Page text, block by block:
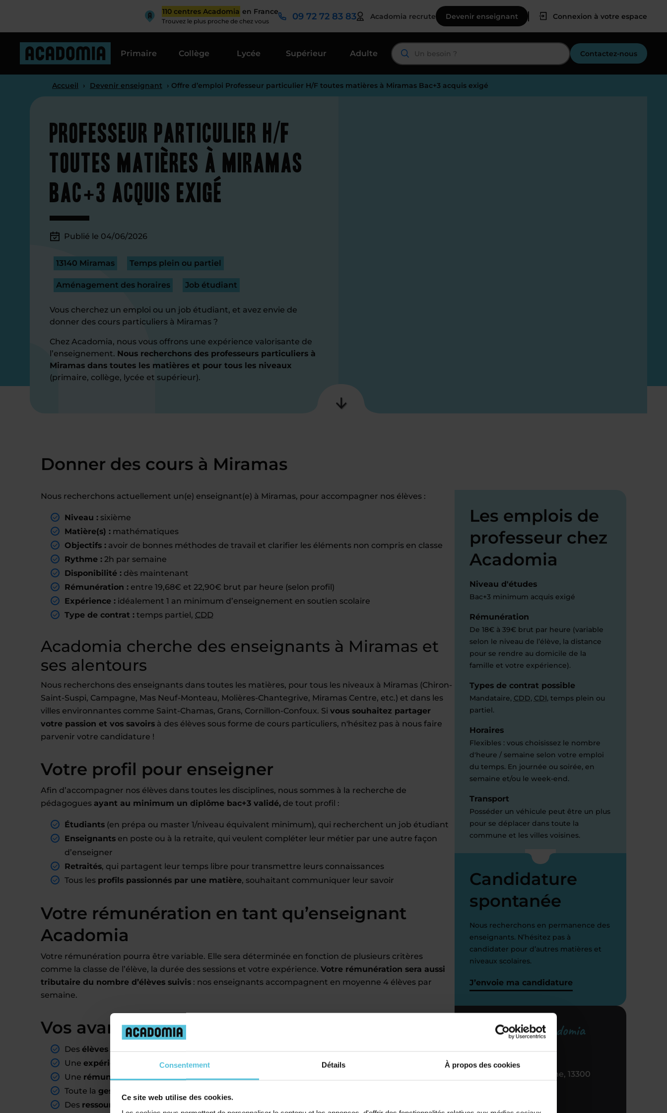
Consentement Détails À propos des cookies
Ce site web utilise des cookies.
110 centres Acadomia en France
Trouvez le plus proche de chez vous 09 72 72 83 83 Acadomia recrute Devenir enseignant Connexion à votre espace
Primaire Collège Lycée Supérieur Adulte Contactez-nous
Accueil › Devenir enseignant › Offre d’emploi Professeur particulier H/F toutes matières à Miramas Bac+3 acquis exigé
Professeur particulier H/F
toutes matières à Miramas
Bac+3 acquis exigé
Publié le 04/06/2026
13140 Miramas Temps plein ou partiel
Aménagement des horaires Job étudiant
Vous cherchez un emploi ou un job étudiant, et avez envie de
donner des cours particuliers à Miramas ?
Chez Acadomia, nous vous offrons une expérience valorisante de
l’enseignement. Nous recherchons des professeurs particuliers à
Miramas dans toutes les matières et pour tous les niveaux
(primaire, collège, lycée et supérieur).
Donner des cours à Miramas
Nous recherchons actuellement un(e) enseignant(e) à Miramas, pour accompagner nos élèves :
Niveau : sixième
Matière(s) : mathématiques
Objectifs : avoir de bonnes méthodes de travail et clarifier les éléments non compris en classe
Rythme : 2h par semaine
Disponibilité : dès maintenant
Rémunération : entre 19,68€ et 22,90€ brut par heure (selon profil)
Expérience : idéalement 1 an minimum d’enseignement en soutien scolaire
Type de contrat : temps partiel, CDD
Acadomia cherche des enseignants à Miramas et
ses alentours
Nous recherchons des enseignants dans toutes les matières, pour tous les niveaux à Miramas (Chiron-
Saint-Suspi, Campagne, Mas Neuf-Monteau, Molières-Chantegrive, Miramas Centre, etc.) et dans les
villes environnantes comme Saint-Chamas, Grans, Cornillon-Confoux. Si vous souhaitez partager
votre passion et vos savoirs à des élèves sous forme de cours particuliers, n'hésitez pas à nous faire
parvenir votre candidature !
Votre profil pour enseigner
Afin d’accompagner nos élèves dans toutes les disciplines, nous sommes à la recherche de
pédagogues ayant au minimum un diplôme bac+3 validé, de tout profil :
Étudiants (en prépa ou master 1/niveau équivalent minimum), qui recherchent un job étudiant
Enseignants en poste ou à la retraite, qui veulent compléter leur métier par une autre façon
d’enseigner
Retraités, qui partagent leur temps libre pour transmettre leurs connaissances
Tous les profils passionnés par une matière, souhaitant communiquer leur savoir
Votre rémunération en tant qu’enseignant
Acadomia
Votre rémunération pourra être variable. Elle sera déterminée en fonction de plusieurs critères
comme la classe de l’élève, la durée des sessions et votre expérience. Votre rémunération sera aussi
tributaire du nombre d’élèves suivis : nos enseignants accompagnent en moyenne 4 élèves par
semaine.
Vos avantages de prof particulier Acadomia
Des élèves assurés, dans les secteurs géographiques que vous choisissez
Une expérience valorisantepour votre CV
Une rémunération fixeà chaque fin de mois, fonction du nombre d’élèves que vous souhaitez
Toute la gestion administrative prise en charge
Des ressources pédagogiques
Les emplois de
professeur chez
Acadomia
Niveau d'études
Bac+3 minimum acquis exigé
Rémunération
De 18€ à 39€ brut par heure (variable
selon le niveau de l’élève, la distance
pour se rendre au domicile de la
famille et votre expérience).
Types de contrat possible
Mandataire, CDD, CDI, temps plein ou
partiel.
Horaires
Flexibles : vous choisissez le nombre
d'heure / semaine selon votre emploi
du temps. En journée ou soirée, en
semaine et/ou le week-end.
Transport
Posséder un véhicule peut être un plus
pour se déplacer dans toute la
commune et les villes voisines.
Candidature
spontanée
Nous recherchons en permanence des
enseignants. N’hésitez pas à
candidater pour d’autres matières et
niveaux scolaires.
J’envoie ma candidature
Votre centre Acadomia
référent
129 ALL de Craponne, 13300
04 90 17 53 90